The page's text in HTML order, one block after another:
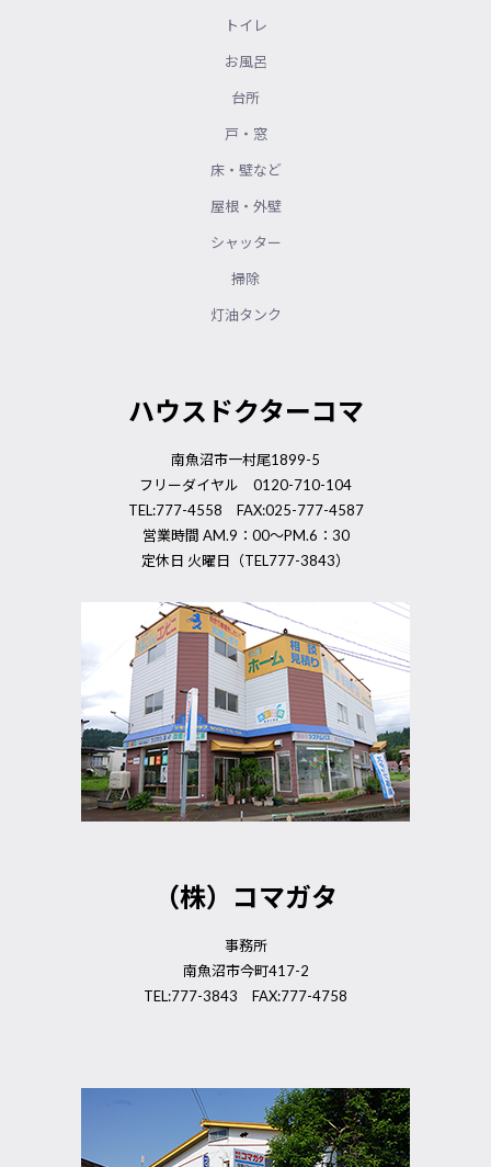
トイレ
お風呂
台所
戸・窓
床・壁など
屋根・外壁
シャッター
掃除
灯油タンク
ハウスドクターコマ
南魚沼市一村尾1899-5
フリーダイヤル 0120-710-104
TEL:777-4558 FAX:025-777-4587
営業時間 AM.9：00～PM.6：30
定休日 火曜日（TEL777-3843）
（株）コマガタ
事務所
南魚沼市今町417-2
TEL:777-3843 FAX:777-4758